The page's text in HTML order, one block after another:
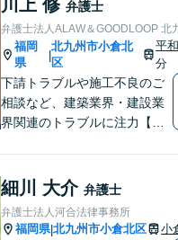
川上 修 弁護士
弁護士法人ALAW＆GOODLOOP 北
福岡
県
|
北九州市小倉北
区
平
分
下請トラブルや施工不良のご
相談など、建築業界・建設業
界関連のトラブルに注力【企
のご相談はお任せください
【夜間・休日対応可】M&A、
株式発行も対応【小倉駅3分】
細川 大介 弁護士
弁護士法人河合法律事務所
福岡県|北九州市小倉北区 小